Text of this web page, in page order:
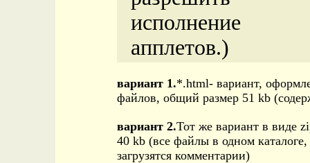
исполнение
апплетов.)
вариант 1.*.html- вариант,
файлов, общий размер 51 kb
вариант 2.Тот же вариант в виде
40 kb (все файлы в одном
загрузятся комментарии)